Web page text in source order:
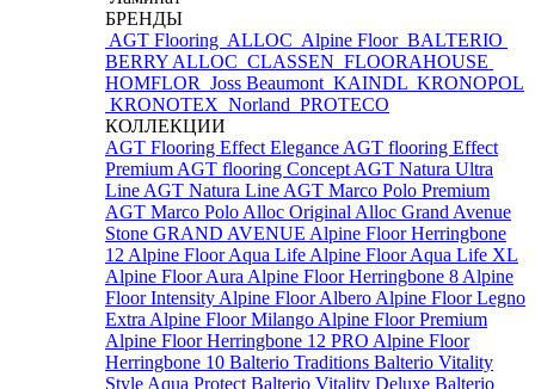
БРЕНДЫ
AGT Flooring ALLOC Alpine Floor BALTERIO
BERRY ALLOC CLASSEN FLOORAHOUSE
HOMFLOR Joss Beaumont KAINDL KRONOPOL
KRONOTEX Norland PROTECO
КОЛЛЕКЦИИ
AGT Flooring Effect Elegance AGT flooring Effect
Premium AGT flooring Concept AGT Natura Ultra
Line AGT Natura Line AGT Marco Polo Premium
AGT Marco Polo Alloc Original Alloc Grand Avenue
Stone GRAND AVENUE Alpine Floor Herringbone
12 Alpine Floor Aqua Life Alpine Floor Aqua Life XL
Alpine Floor Aura Alpine Floor Herringbone 8 Alpine
Floor Intensity Alpine Floor Albero Alpine Floor Legno
Extra Alpine Floor Milango Alpine Floor Premium
Alpine Floor Herringbone 12 PRO Alpine Floor
Herringbone 10 Balterio Traditions Balterio Vitality
Style Aqua Protect Balterio Vitality Deluxe Balterio